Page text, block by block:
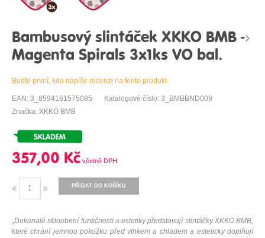
Bambusový slintáček XKKO BMB -
Magenta Spirals 3x1ks VO bal.
Buďte první, kdo napíše recenzi na tento produkt
EAN: 3_8594161575085
Katalogové číslo: 3_BMBBND009
Značka: XKKO BMB
357,00 Kč
PŘIDAT DO KOŠÍKU
„Dokonalé skloubení funkčnosti a estetiky představují slintáčky XKKO BMB,
které chrání jemnou pokožku před vlhkem a chladem a esteticky doplňují